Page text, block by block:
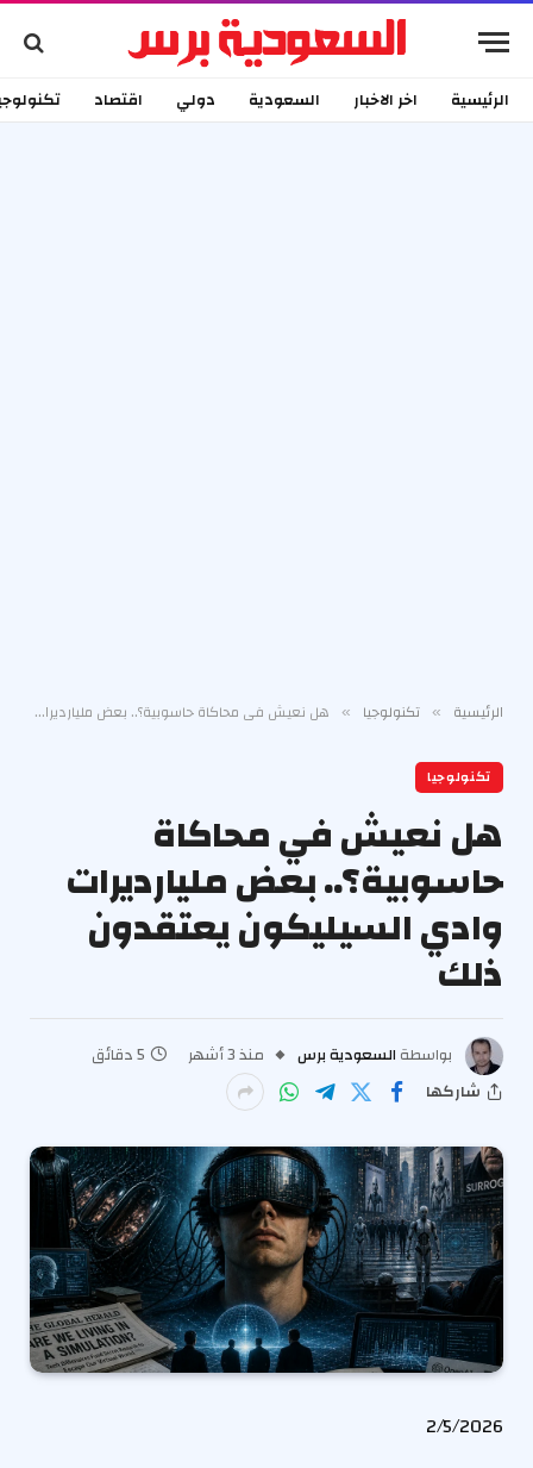
الرئيسية اخر الاخبار السعودية دولي اقتصاد
الرئيسية » تكنولوجيا » هل نعيش في محاكاة حاسوبية؟.. بعض مليارديرات وادي السيليكون يعتقدون ذلك
تكنولوجيا
هل نعيش في محاكاة
حاسوبية؟.. بعض مليارديرات
وادي السيليكون يعتقدون
ذلك
بواسطة السعودية برس منذ 3 أشهر
5 دقائق
شاركها
P
2/5/2026